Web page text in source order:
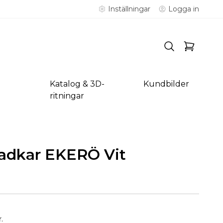
Inställningar Logga in
Katalog & 3D-
ritningar
Kundbilder
EKERÖ Vit